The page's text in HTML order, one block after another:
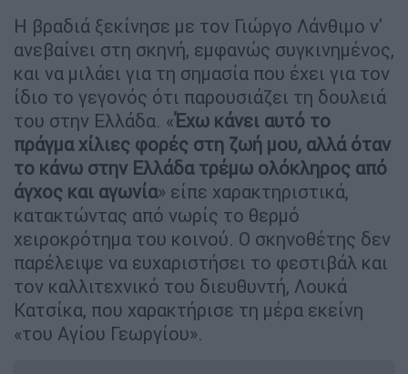
Η βραδιά ξεκίνησε με τον Γιώργο Λάνθιμο ν'
ανεβαίνει στη σκηνή, εμφανώς συγκινημένος,
και να μιλάει για τη σημασία που έχει για τον
ίδιο το γεγονός ότι παρουσιάζει τη δουλειά
του στην Ελλάδα. «Έχω κάνει αυτό το
πράγμα χίλιες φορές στη ζωή μου, αλλά όταν
το κάνω στην Ελλάδα τρέμω ολόκληρος από
άγχος και αγωνία» είπε χαρακτηριστικά,
κατακτώντας από νωρίς το θερμό
χειροκρότημα του κοινού. Ο σκηνοθέτης δεν
παρέλειψε να ευχαριστήσει το φεστιβάλ και
τον καλλιτεχνικό του διευθυντή, Λουκά
Κατσίκα, που χαρακτήρισε τη μέρα εκείνη
«του Αγίου Γεωργίου».